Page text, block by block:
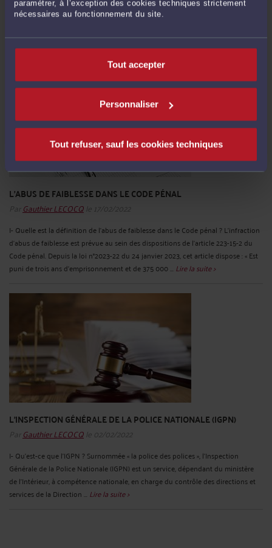
paramétrer, à l’exception des cookies techniques strictement
nécessaires au fonctionnement du site.
Tout accepter
Personnaliser
Tout refuser, sauf les cookies techniques
communications électroniques mérite pourtant une attention toute particulière
au regard du délai relativement court de prescription qu’il instaure au sujet de
suite >
L’ABUS DE FAIBLESSE DANS LE CODE PÉNAL
Par Gauthier LECOCQ le 17/02/2022
I- Quelle est la définition de l'abus de faiblesse dans le Code pénal ? L’infraction
d’abus de faiblesse est prévue au sein des dispositions de l’article 223-15-2 du
Code pénal. Depuis la loi n°2023-22 du 24 janvier 2023, cet article dispose : « Est
puni de trois ans d'emprisonnement et de 375 000 ... Lire la suite >
L'INSPECTION GÉNÉRALE DE LA POLICE NATIONALE (IGPN)
Par Gauthier LECOCQ le 02/02/2022
I- Qu’est-ce que l’IGPN ? Surnommée « la police des polices », l'Inspection
Générale de la Police Nationale (IGPN) est un service, dépendant du ministère
de l’Intérieur, à compétence nationale, en charge du contrôle des directions et
services de la Direction ... Lire la suite >